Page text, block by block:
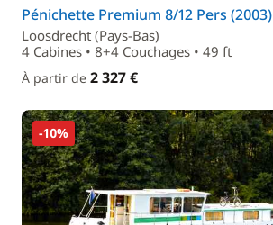
Pénichette Premium 8/12 Pers (2003)
Loosdrecht (Pays-Bas)
4 Cabines • 8+4 Couchages • 49 ft
À partir de 2 327 €
-10%